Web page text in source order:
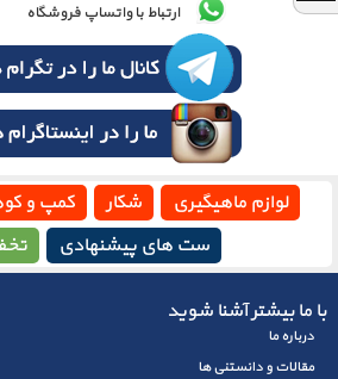
ارتباط با واتساپ فروشگاه
لوازم ماهیگیری شکار کمپ و
ست های پیشنهادی
با ما بیشتر آشنا شوید
درباره ما
مقالات و دانستنی ها